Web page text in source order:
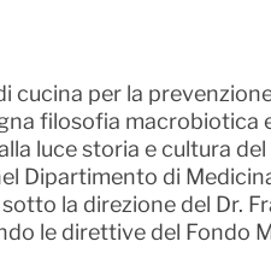
cucina per la
filosofia macrobiotica
luce storia e cultura
Dipartimento di
la direzione del Dr.
le direttive del Fondo